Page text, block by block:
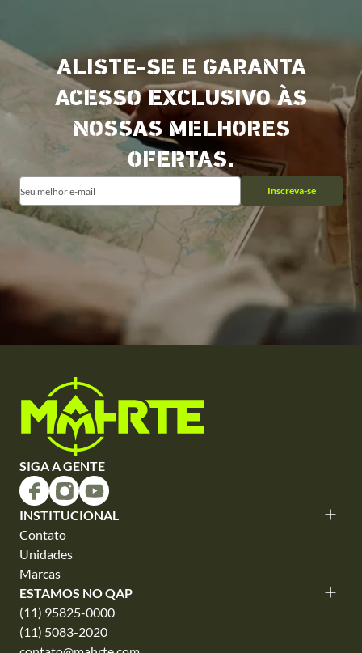
ALISTE-SE E GARANTA
ACESSO EXCLUSIVO ÀS
NOSSAS MELHORES
OFERTAS.
Inscreva-se
SIGA A GENTE
INSTITUCIONAL
Contato
Unidades
Marcas
ESTAMOS NO QAP
(11) 95825-0000
(11) 5083-2020